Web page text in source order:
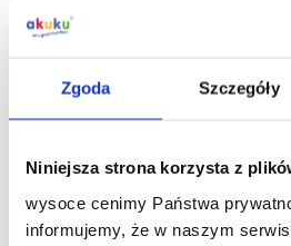
Zgoda Szczegóły
Niniejsza strona korzysta z
wysoce cenimy Państwa
informujemy, że w naszym
Gobelets de
Cheveux